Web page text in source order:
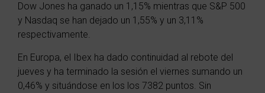
Dow Jones ha ganado un 1,15% mientras que S&P 500
y Nasdaq se han dejado un 1,55% y un 3,11%
respectivamente.
En Europa, el Ibex ha dado continuidad al rebote del
jueves y ha terminado la sesión el viernes sumando un
0,46% y situándose en los los 7382 puntos. Sin